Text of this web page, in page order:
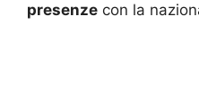
presenze con la